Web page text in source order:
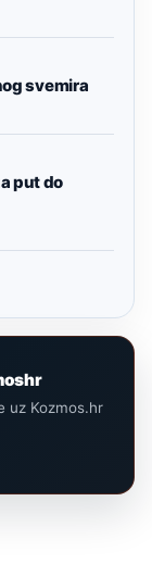
svemira
put do
uz Kozmos.hr